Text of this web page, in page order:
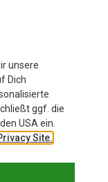
unsere
Dich
ggf. die
USA ein.
Site.